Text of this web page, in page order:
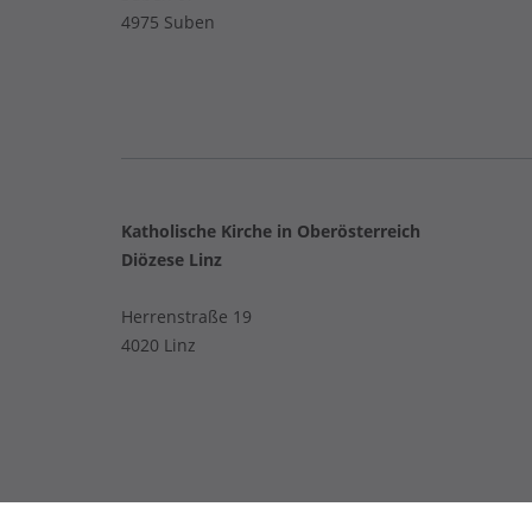
4975 Suben
Katholische Kirche in Oberösterreich
Diözese Linz
Herrenstraße 19
4020 Linz